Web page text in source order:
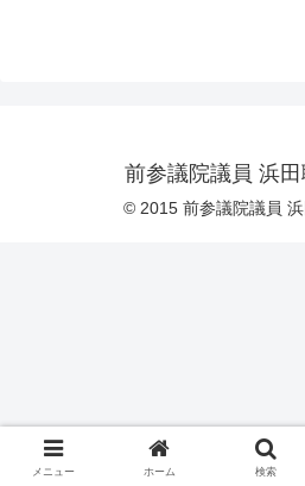
前参議院議員 浜
© 2015 前参議院議員 浜
メニュー ホーム 検索